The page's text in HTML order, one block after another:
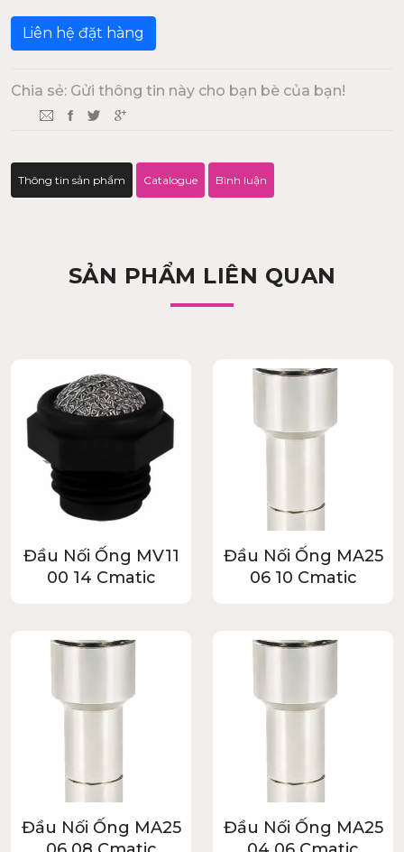
Liên hệ đặt hàng
Chia sẻ: Gửi thông tin này cho bạn bè của bạn!
Thông tin sản phẩm Catalogue Bình luận
SẢN PHẨM LIÊN QUAN
Đầu Nối Ống MV11
00 14 Cmatic
Đầu Nối Ống MA25
06 10 Cmatic
Đầu Nối Ống MA25
Đầu Nối Ống MA25